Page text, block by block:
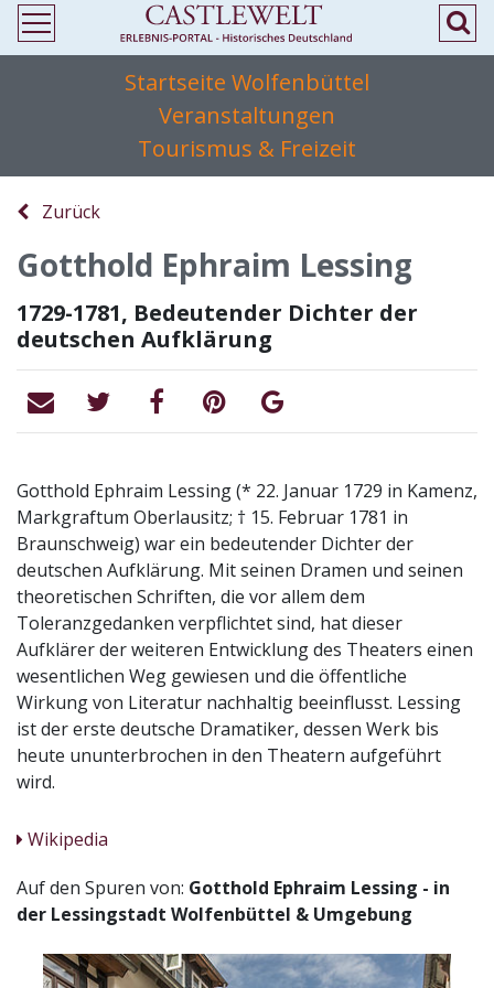
Startseite Wolfenbüttel
Veranstaltungen
Tourismus & Freizeit
Zurück
Gotthold Ephraim Lessing
1729-1781, Bedeutender Dichter der
deutschen Aufklärung
Gotthold Ephraim Lessing (* 22. Januar 1729 in Kamenz,
Markgraftum Oberlausitz; † 15. Februar 1781 in
Braunschweig) war ein bedeutender Dichter der
deutschen Aufklärung. Mit seinen Dramen und seinen
theoretischen Schriften, die vor allem dem
Toleranzgedanken verpflichtet sind, hat dieser
Aufklärer der weiteren Entwicklung des Theaters einen
wesentlichen Weg gewiesen und die öffentliche
Wirkung von Literatur nachhaltig beeinflusst. Lessing
ist der erste deutsche Dramatiker, dessen Werk bis
heute ununterbrochen in den Theatern aufgeführt
wird.
Wikipedia
Auf den Spuren von: Gotthold Ephraim Lessing - in
der Lessingstadt Wolfenbüttel & Umgebung